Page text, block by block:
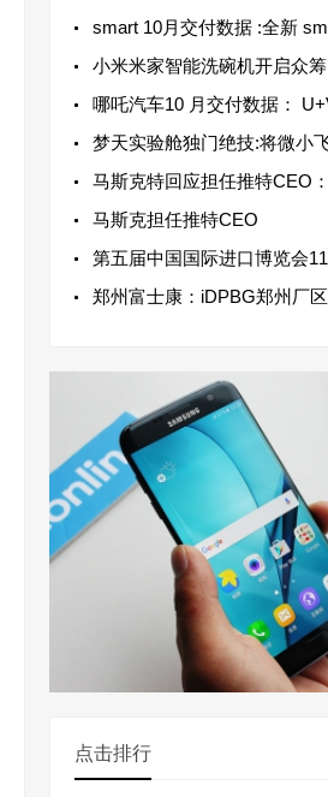
smart 10月交付数据 :全新
小米米家智能洗碗机开启众
哪吒汽车10 月交付数据：
梦天实验舱独门绝技:将微小
马斯克特回应担任推特CEO
马斯克担任推特CEO
第五届中国国际进口博览会
郑州富士康：iDPBG郑州厂
点击排行